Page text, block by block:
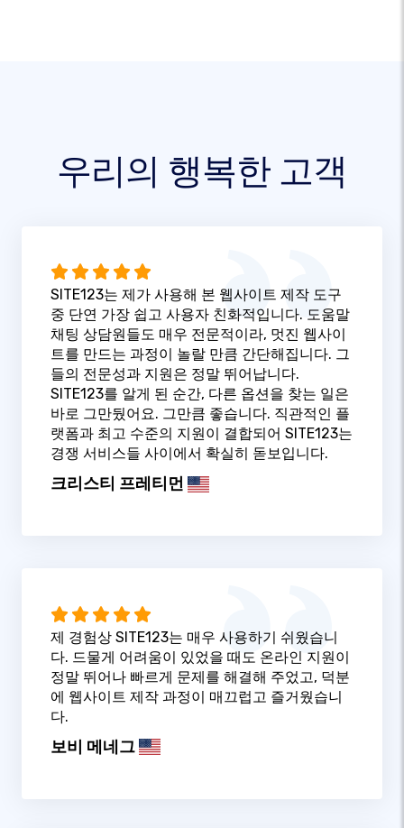
우리의 행복한 고객
SITE123는 제가 사용해 본 웹사이트 제작 도구
중 단연 가장 쉽고 사용자 친화적입니다. 도움말
채팅 상담원들도 매우 전문적이라, 멋진 웹사이
트를 만드는 과정이 놀랄 만큼 간단해집니다. 그
들의 전문성과 지원은 정말 뛰어납니다.
SITE123를 알게 된 순간, 다른 옵션을 찾는 일은
바로 그만뒀어요. 그만큼 좋습니다. 직관적인 플
랫폼과 최고 수준의 지원이 결합되어 SITE123는
경쟁 서비스들 사이에서 확실히 돋보입니다.
크리스티 프레티먼
제 경험상 SITE123는 매우 사용하기 쉬웠습니
다. 드물게 어려움이 있었을 때도 온라인 지원이
정말 뛰어나 빠르게 문제를 해결해 주었고, 덕분
에 웹사이트 제작 과정이 매끄럽고 즐거웠습니
다.
보비 메네그